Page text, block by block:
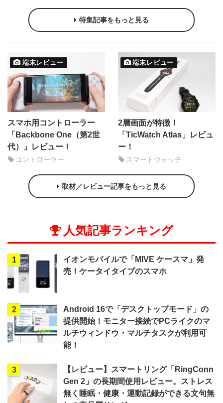
特集記事をもっと見る
端末レビュー
スマホ用コントローラー
「Backbone One（第2世
代）」レビュー！
コントローラー
端末レビュー
2層画面が特徴！
「TicWatch Atlas」レビュ
ー！
スマートウォッチ
取材／レビュー記事をもっと見る
人気記事ランキング
1
イオンモバイルで「MIVE ケースマ」発
売！ケータイタイプのスマホ
2
Android 16で「デスクトップモード」の
提供開始！モニター接続でPCライクのマ
ルチウィンドウ・マルチタスクが利用可
能！
3
【レビュー】スマートリング「RingConn
Gen 2」の長期間使用レビュー。ストレス
無く睡眠・健康・運動記録ができる文句無